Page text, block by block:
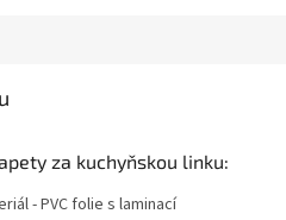
za kuchyňskou linku:
- PVC folie s laminací